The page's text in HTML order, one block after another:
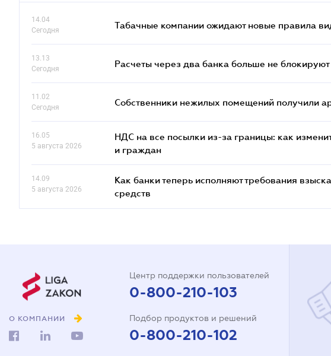
14.04
Сегодня
Табачные компании ожидают новые правила
13.13
Сегодня
Расчеты через два банка больше не
11.02
Сегодня
Собственники нежилых помещений получили
16.05
5 августа 2026
НДС на все посылки из-за границы: как
и граждан
14.09
5 августа 2026
Как банки теперь исполняют требования
средств
О КОМПАНИИ
Центр поддержки пользователей
0-800-210-103
Подбор продуктов и решений
0-800-210-102